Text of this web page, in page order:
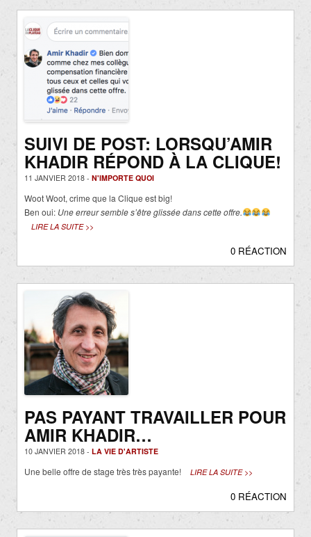
SUIVI DE POST: LORSQU’AMIR
KHADIR RÉPOND À LA CLIQUE!
11 JANVIER 2018 - N'IMPORTE QUOI
Woot Woot, crime que la Clique est big!
Ben oui: Une erreur semble s’être glissée dans cette offre.
LIRE LA SUITE >>
0 RÉACTION
PAS PAYANT TRAVAILLER POUR
AMIR KHADIR…
10 JANVIER 2018 - LA VIE D'ARTISTE
Une belle offre de stage très très payante! LIRE LA SUITE >>
0 RÉACTION